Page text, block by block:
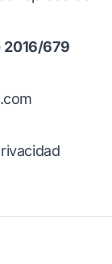
2016/679